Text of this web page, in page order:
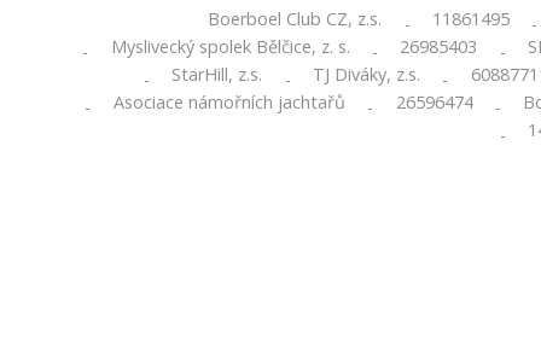
Boerboel Club CZ, z.s. - 11861495
-
-
Myslivecký spolek Bělčice, z. s. - 26985403 -
-
StarHill, z.s. - TJ Diváky, z.s. -
-
Asociace námořních jachtařů - 26596474 -
-